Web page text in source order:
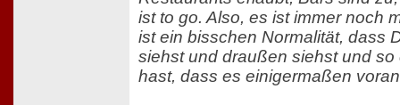
ist to go. Also, es ist immer noch
ist ein bisschen Normalität, dass
siehst und draußen siehst und
hast, dass es einigermaßen